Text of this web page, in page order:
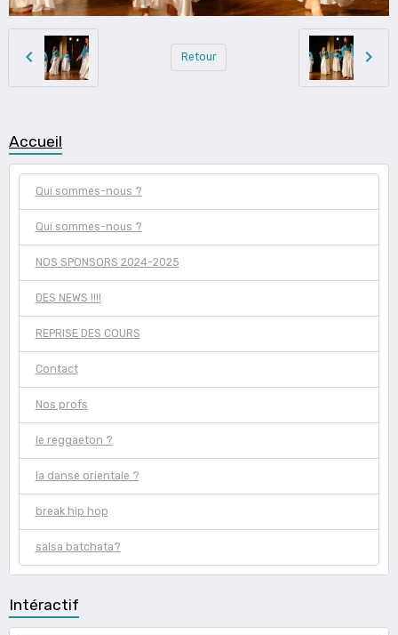
Retour
Accueil
Qui sommes-nous ?
Qui sommes-nous ?
NOS SPONSORS 2024-2025
DES NEWS !!!!
REPRISE DES COURS
Contact
Nos profs
le reggaeton ?
la danse orientale ?
break hip hop
salsa batchata?
Intéractif